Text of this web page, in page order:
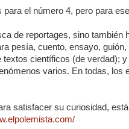
el número 4, pero para
de reportages, sino también
pesía, cuento, ensayo,
textos científicos (de verdad);
varios. En todas, los
satisfacer su curiosidad,